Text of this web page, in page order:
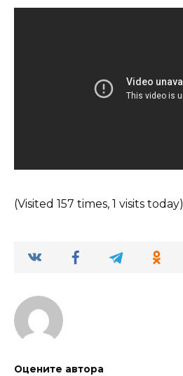
(Visited 157 times, 1 visits today)
Оцените автора